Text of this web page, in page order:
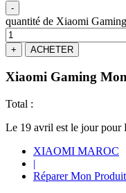
-
quantité de Xiaomi
+ ACHETER
Xiaomi Gaming
Total :
Le 19 avril est le jour pour
XIAOMI MAROC
|
Réparer Mon